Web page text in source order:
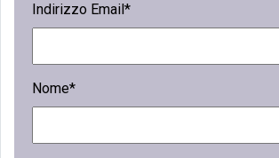
Indirizzo Email*
Nome*